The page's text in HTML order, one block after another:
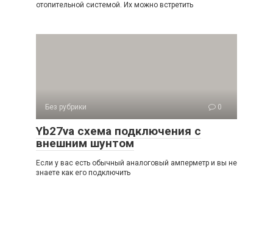
отопительной системой. Их можно встретить
Без рубрики 0
Yb27va схема подключения с
внешним шунтом
Если у вас есть обычный аналоговый амперметр и вы не
знаете как его подключить